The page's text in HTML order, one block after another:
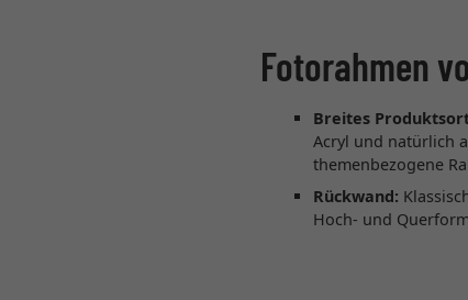
Fotorahmen
Breites
Acryl und natürlich
themenbezogene
Rückwand:
Hoch- und